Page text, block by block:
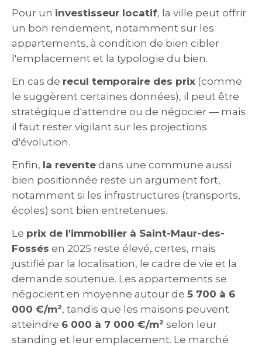
Pour un investisseur locatif, la ville peut offrir
un bon rendement, notamment sur les
appartements, à condition de bien cibler
l'emplacement et la typologie du bien.
En cas de recul temporaire des prix (comme
le suggèrent certaines données), il peut être
stratégique d'attendre ou de négocier — mais
il faut rester vigilant sur les projections
d'évolution.
Enfin, la revente dans une commune aussi
bien positionnée reste un argument fort,
notamment si les infrastructures (transports,
écoles) sont bien entretenues.
Le prix de l'immobilier à Saint-Maur-des-
Fossés en 2025 reste élevé, certes, mais
justifié par la localisation, le cadre de vie et la
demande soutenue. Les appartements se
négocient en moyenne autour de 5 700 à 6
000 €/m², tandis que les maisons peuvent
atteindre 6 000 à 7 000 €/m² selon leur
standing et leur emplacement. Le marché